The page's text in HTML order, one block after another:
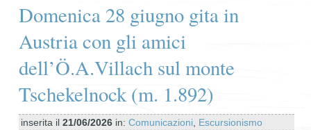
Domenica 28 giugno gita in
Austria con gli amici
dell’Ö.A.Villach sul monte
Tschekelnock (m. 1.892)
inserita il 21/06/2026 in: Comunicazioni Escursionismo